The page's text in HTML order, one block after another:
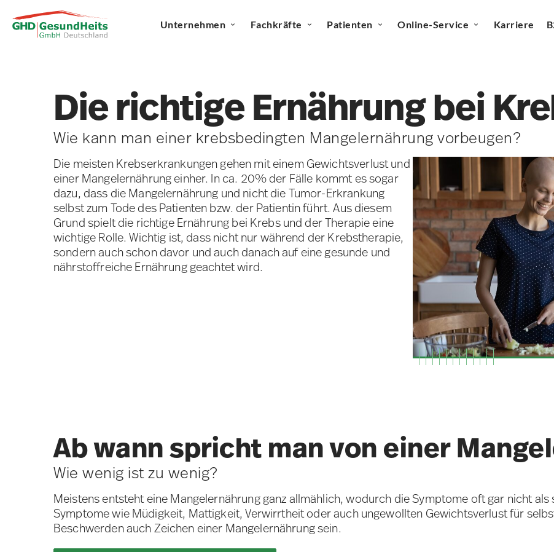
Unternehmen Fachkräfte Patienten Online-Service Karriere
Die richtige Ernährung bei
Wie kann man einer krebsbedingten Mangelernährung vorbeugen?
Die meisten Krebserkrankungen gehen mit einem Gewichtsverlust und
einer Mangelernährung einher. In ca. 20% der Fälle kommt es sogar
dazu, dass die Mangelernährung und nicht die Tumor-Erkrankung
selbst zum Tode des Patienten bzw. der Patientin führt. Aus diesem
Grund spielt die richtige Ernährung bei Krebs und der Therapie eine
wichtige Rolle. Wichtig ist, dass nicht nur während der Krebstherapie,
sondern auch schon davor und auch danach auf eine gesunde und
nährstoffreiche Ernährung geachtet wird.
Ab wann spricht man von einer
Wie wenig ist zu wenig?
Meistens entsteht eine Mangelernährung ganz allmählich, wodurch die Symptome oft gar nicht
Symptome wie Müdigkeit, Mattigkeit, Verwirrtheit oder auch ungewollten Gewichtsverlust für
Beschwerden auch Zeichen einer Mangelernährung sein.